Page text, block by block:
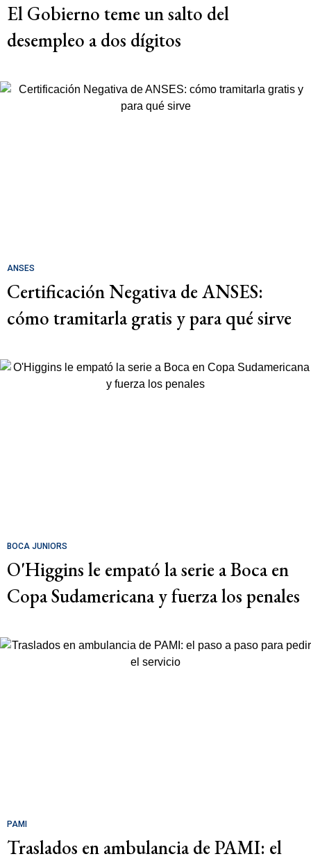
El Gobierno teme un salto del
desempleo a dos dígitos
ANSES
Certificación Negativa de ANSES:
cómo tramitarla gratis y para qué sirve
BOCA JUNIORS
O'Higgins le empató la serie a Boca en
Copa Sudamericana y fuerza los penales
PAMI
Traslados en ambulancia de PAMI: el